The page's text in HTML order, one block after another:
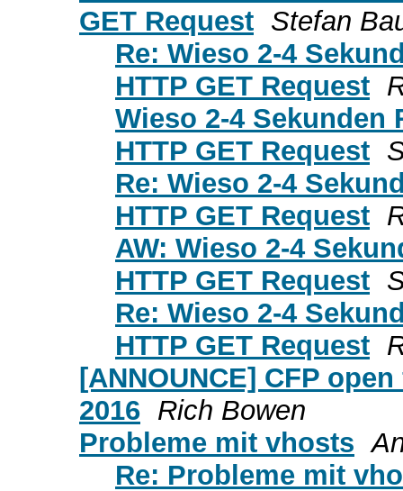
GET Request Stefan
Re: Wieso 2-4
HTTP GET Request
Wieso 2-4 Sekunden
HTTP GET Request
Re: Wieso 2-4
HTTP GET Request
AW: Wieso 2-4
HTTP GET Request
Re: Wieso 2-4
HTTP GET Request
[ANNOUNCE] CFP
2016 Rich Bowen
Probleme mit vhosts
Re: Probleme mit